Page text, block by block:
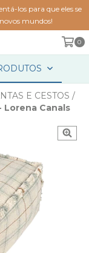
los para que eles se
mundos!
0
E CESTOS /
Lorena Canals